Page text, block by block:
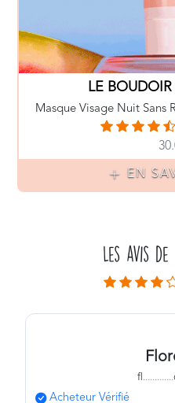
LE
Masque Visage Nuit Sans
EN
Les avis
fl .............
Acheteur Vérifié